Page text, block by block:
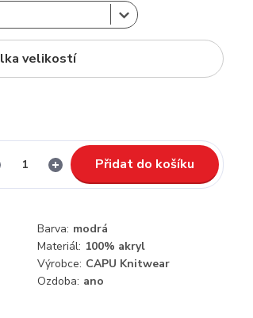
velikostí
Přidat do košíku
Barva: modrá
Materiál: 100% akryl
Výrobce: CAPU Knitwear
Ozdoba: ano